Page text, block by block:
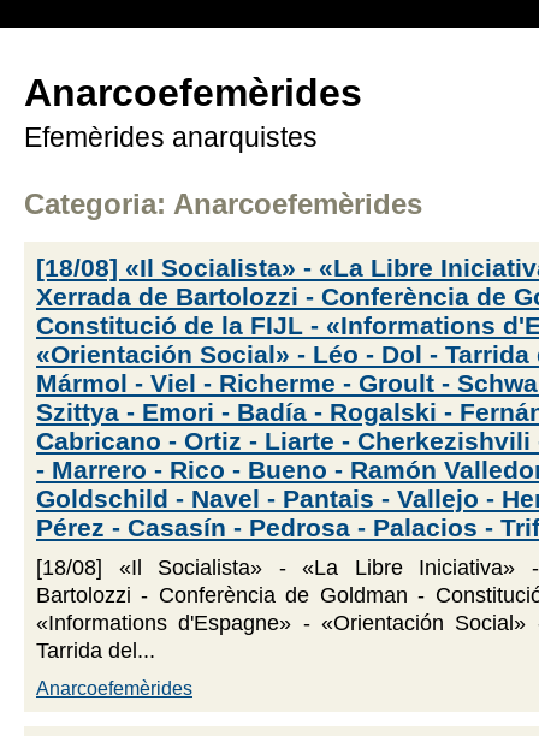
Anarcoefemèrides
Efemèrides anarquistes
Categoria: Anarcoefemèrides
[18/08] «Il Socialista» - «La Libre
Xerrada de Bartolozzi - Conferència de
Constitució de la FIJL - «Informations
«Orientación Social» - Léo - Dol - Tarrida
Mármol - Viel - Richerme - Groult -
Szittya - Emori - Badía - Rogalski -
Cabricano - Ortiz - Liarte - Cherkezishvili
- Marrero - Rico - Bueno - Ramón
Goldschild - Navel - Pantais - Vallejo -
Pérez - Casasín - Pedrosa - Palacios -
[18/08] «Il Socialista» - «La Libre Iniciativa»
Bartolozzi - Conferència de Goldman -
«Informations d'Espagne» - «Orientación
Tarrida del...
Anarcoefemèrides